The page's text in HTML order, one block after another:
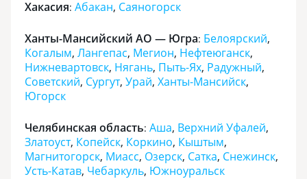
Хакасия: Абакан, Саяногорск
Ханты-Мансийский АО — Югра: Белоярский,
Когалым, Лангепас, Мегион, Нефтеюганск,
Нижневартовск, Нягань, Пыть-Ях, Радужный,
Советский, Сургут, Урай, Ханты-Мансийск,
Югорск
Челябинская область: Аша, Верхний Уфалей,
Златоуст, Копейск, Коркино, Кыштым,
Магнитогорск, Миасс, Озерск, Сатка, Снежинск,
Усть-Катав, Чебаркуль, Южноуральск